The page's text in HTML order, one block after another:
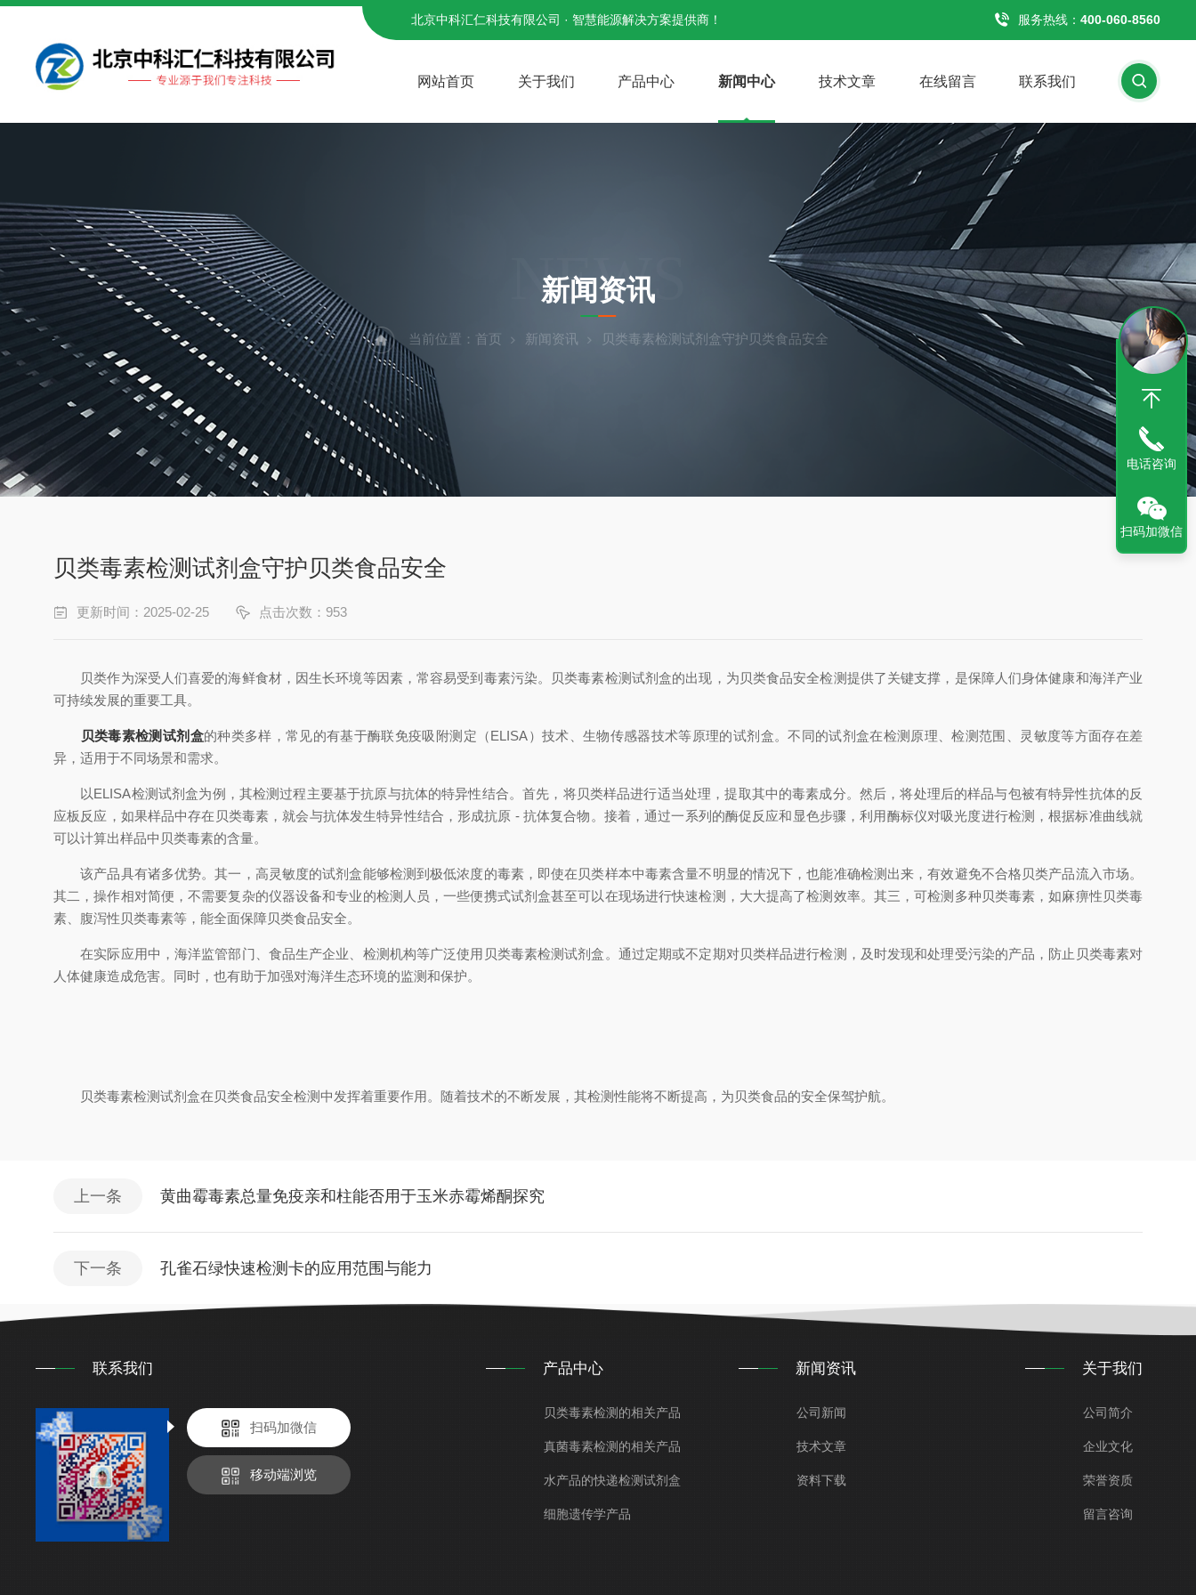
北京中科汇仁科技有限公司 · 智慧能源解决方案提供商！ 服务热线： 400-060-8560
网站首页 关于我们 产品中心 新闻中心 技术文章 在线留言 联系我们
NEWS
新闻资讯
当前位置： 首页 新闻资讯 贝类毒素检测试剂盒守护贝类食品安全
贝类毒素检测试剂盒守护贝类食品安全
更新时间：2025-02-25 点击次数：953
贝类作为深受人们喜爱的海鲜食材，因生长环境等因素，常容易受到毒素污染。贝类毒素检测试剂盒的出现，为贝类食品安全检测提供了关键支撑，是保障人们身体健康和海洋产业
可持续发展的重要工具。
贝类毒素检测试剂盒的种类多样，常见的有基于酶联免疫吸附测定（ELISA）技术、生物传感器技术等原理的试剂盒。不同的试剂盒在检测原理、检测范围、灵敏度等方面存在差
异，适用于不同场景和需求。
以ELISA检测试剂盒为例，其检测过程主要基于抗原与抗体的特异性结合。首先，将贝类样品进行适当处理，提取其中的毒素成分。然后，将处理后的样品与包被有特异性抗体的反
应板反应，如果样品中存在贝类毒素，就会与抗体发生特异性结合，形成抗原 - 抗体复合物。接着，通过一系列的酶促反应和显色步骤，利用酶标仪对吸光度进行检测，根据标准曲线就
可以计算出样品中贝类毒素的含量。
该产品具有诸多优势。其一，高灵敏度的试剂盒能够检测到极低浓度的毒素，即使在贝类样本中毒素含量不明显的情况下，也能准确检测出来，有效避免不合格贝类产品流入市场。
其二，操作相对简便，不需要复杂的仪器设备和专业的检测人员，一些便携式试剂盒甚至可以在现场进行快速检测，大大提高了检测效率。其三，可检测多种贝类毒素，如麻痹性贝类毒
素、腹泻性贝类毒素等，能全面保障贝类食品安全。
在实际应用中，海洋监管部门、食品生产企业、检测机构等广泛使用贝类毒素检测试剂盒。通过定期或不定期对贝类样品进行检测，及时发现和处理受污染的产品，防止贝类毒素对
人体健康造成危害。同时，也有助于加强对海洋生态环境的监测和保护。
贝类毒素检测试剂盒在贝类食品安全检测中发挥着重要作用。随着技术的不断发展，其检测性能将不断提高，为贝类食品的安全保驾护航。
上一条 黄曲霉毒素总量免疫亲和柱能否用于玉米赤霉烯酮探究
下一条 孔雀石绿快速检测卡的应用范围与能力
联系我们
扫码加微信
移动端浏览
产品中心
贝类毒素检测的相关产品
真菌毒素检测的相关产品
水产品的快递检测试剂盒
细胞遗传学产品
新闻资讯
公司新闻
技术文章
资料下载
关于我们
公司简介
企业文化
荣誉资质
留言咨询
电话咨询
扫码加微信